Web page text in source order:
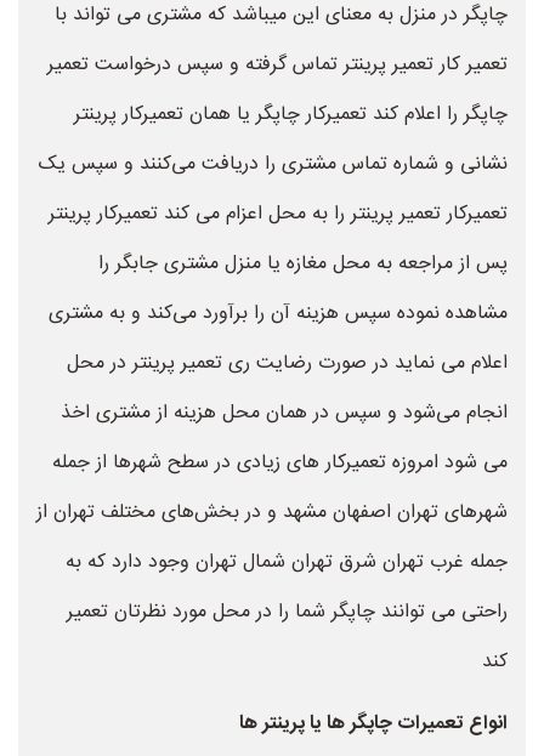
چاپگر در منزل به معنای این میباشد که مشتری می تواند با
تعمیر کار تعمیر پرینتر تماس گرفته و سپس درخواست تعمیر
چاپگر را اعلام کند تعمیرکار چاپگر یا همان تعمیرکار پرینتر
نشانی و شماره تماس مشتری را دریافت می‌کنند و سپس یک
تعمیرکار تعمیر پرینتر را به محل اعزام می کند تعمیرکار پرینتر
پس از مراجعه به محل مغازه یا منزل مشتری جابگر را
مشاهده نموده سپس هزینه آن را برآورد می‌کند و به مشتری
اعلام می نماید در صورت رضایت ری تعمیر پرینتر در محل
انجام می‌شود و سپس در همان محل هزینه از مشتری اخذ
می شود امروزه تعمیرکار های زیادی در سطح شهرها از جمله
شهرهای تهران اصفهان مشهد و در بخش‌های مختلف تهران از
جمله غرب تهران شرق تهران شمال تهران وجود دارد که به
راحتی می توانند چاپگر شما را در محل مورد نظرتان تعمیر
کند
انواع تعمیرات چاپگر ها یا پرینتر ها